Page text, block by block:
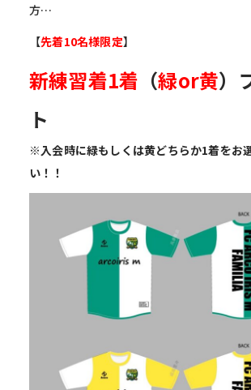
方…
【先着10名様限定】
新練習着1着 （緑or黄）
ト
※入会時に緑もしくは黄どちらか1着をお
い！！